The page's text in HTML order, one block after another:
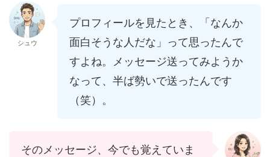
シュウ
プロフィールを見たとき、「なんか
面白そうな人だな」って思ったんで
すよね。メッセージ送ってみようか
なって、半ば勢いで送ったんです
（笑）。
そのメッセージ、今でも覚えていま